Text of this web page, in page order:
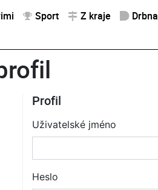
Sport Z kraje Drbna
Profil
Uživatelské jméno
Heslo